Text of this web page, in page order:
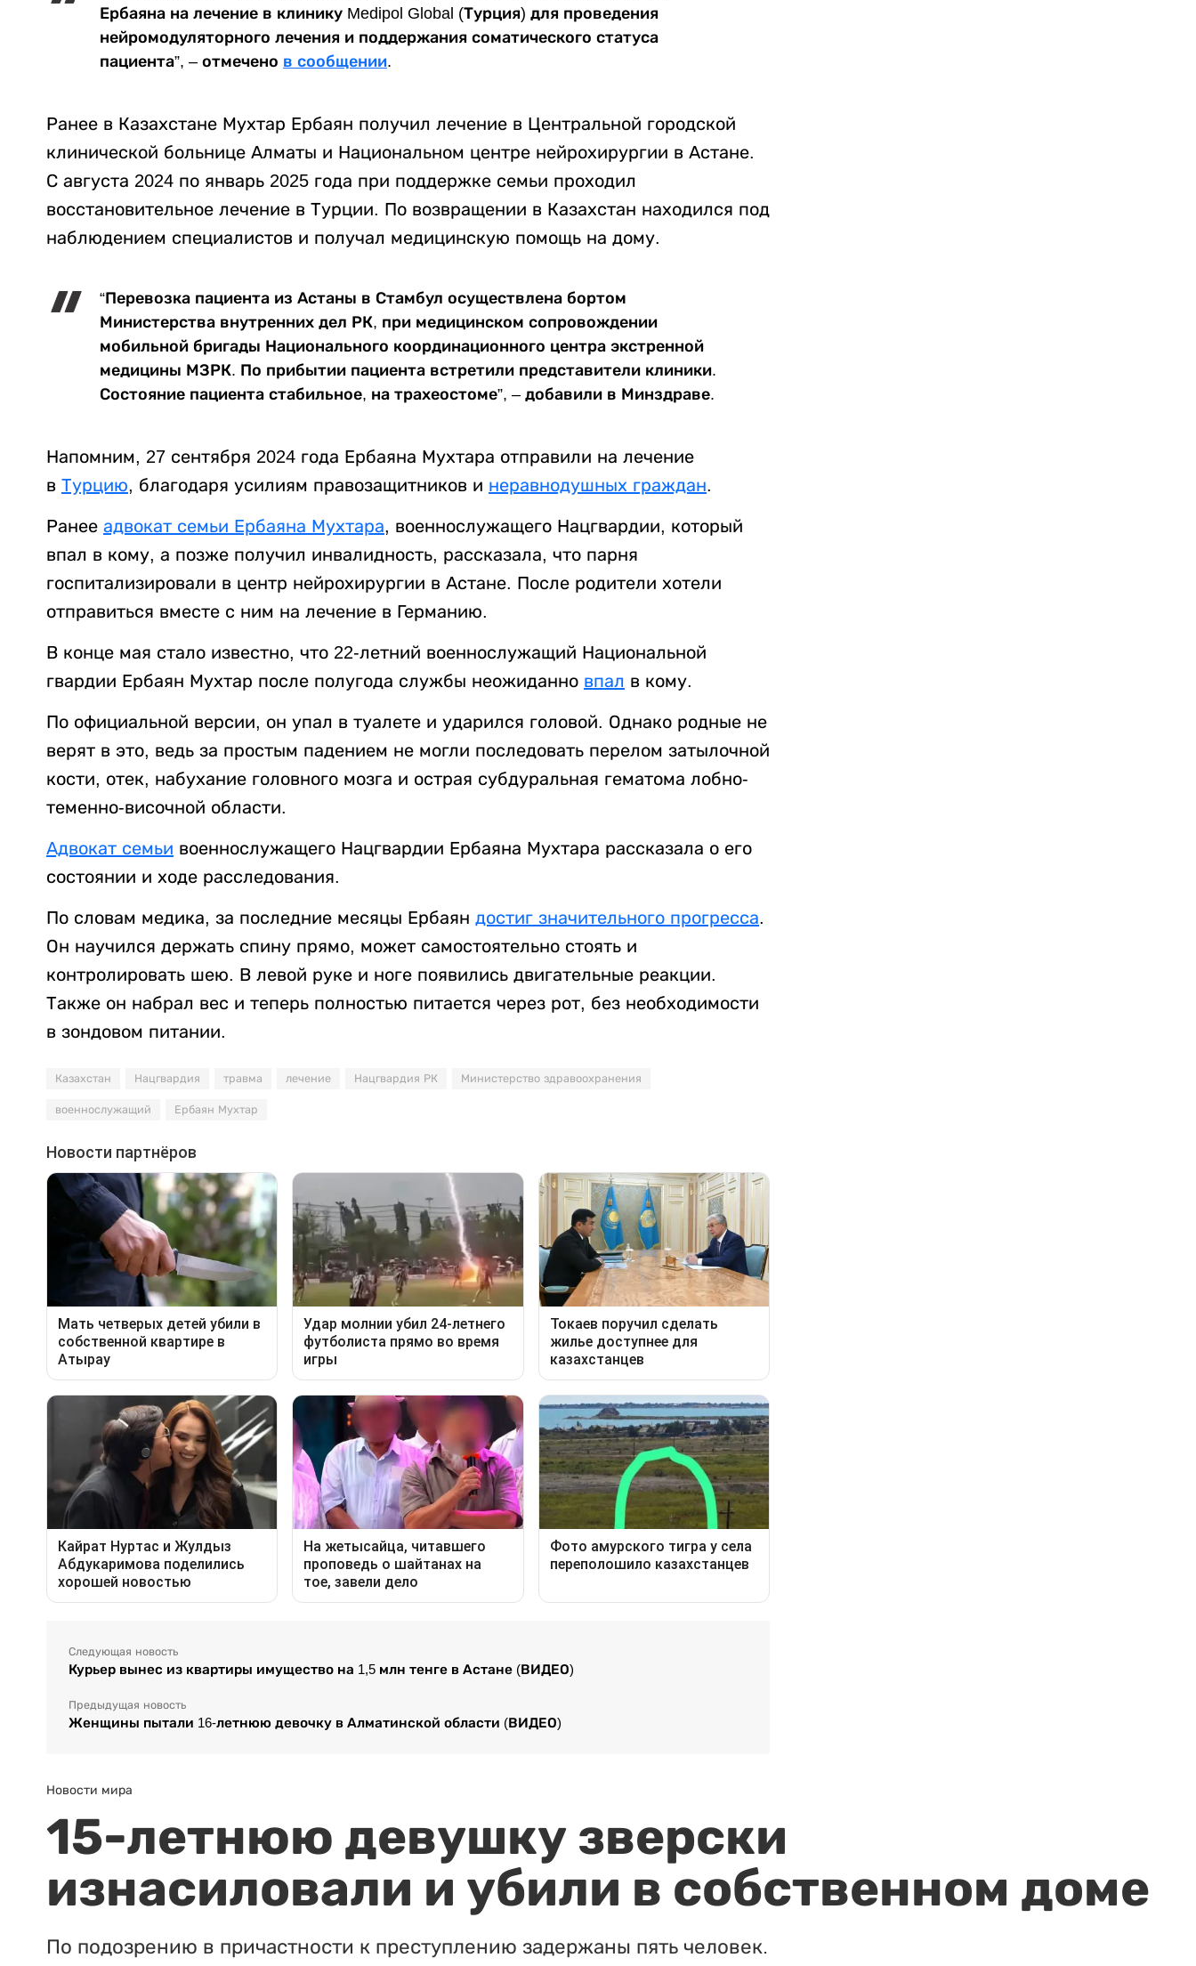
Ербаяна на лечение в клинику Medipol Global (Турция) для проведения
нейромодуляторного лечения и поддержания соматического статуса
пациента”, – отмечено в сообщении.
Ранее в Казахстане Мухтар Ербаян получил лечение в Центральной городской
клинической больнице Алматы и Национальном центре нейрохирургии в Астане.
С августа 2024 по январь 2025 года при поддержке семьи проходил
восстановительное лечение в Турции. По возвращении в Казахстан находился под
наблюдением специалистов и получал медицинскую помощь на дому.
“Перевозка пациента из Астаны в Стамбул осуществлена бортом
Министерства внутренних дел РК, при медицинском сопровождении
мобильной бригады Национального координационного центра экстренной
медицины МЗРК. По прибытии пациента встретили представители клиники.
Состояние пациента стабильное, на трахеостоме”, – добавили в Минздраве.
Напомним, 27 сентября 2024 года Ербаяна Мухтара отправили на лечение
в Турцию, благодаря усилиям правозащитников и неравнодушных граждан.
Ранее адвокат семьи Ербаяна Мухтара, военнослужащего Нацгвардии, который
впал в кому, а позже получил инвалидность, рассказала, что парня
госпитализировали в центр нейрохирургии в Астане. После родители хотели
отправиться вместе с ним на лечение в Германию.
В конце мая стало известно, что 22-летний военнослужащий Национальной
гвардии Ербаян Мухтар после полугода службы неожиданно впал в кому.
По официальной версии, он упал в туалете и ударился головой. Однако родные не
верят в это, ведь за простым падением не могли последовать перелом затылочной
кости, отек, набухание головного мозга и острая субдуральная гематома лобно-
теменно-височной области.
Адвокат семьи военнослужащего Нацгвардии Ербаяна Мухтара рассказала о его
состоянии и ходе расследования.
По словам медика, за последние месяцы Ербаян достиг значительного прогресса.
Он научился держать спину прямо, может самостоятельно стоять и
контролировать шею. В левой руке и ноге появились двигательные реакции.
Также он набрал вес и теперь полностью питается через рот, без необходимости
в зондовом питании.
Казахстан Нацгвардия травма лечение Нацгвардия РК Министерство здравоохранения
военнослужащий Ербаян Мухтар
Следующая новость
Курьер вынес из квартиры имущество на 1,5 млн тенге в Астане (ВИДЕО)
Предыдущая новость
Женщины пытали 16-летнюю девочку в Алматинской области (ВИДЕО)
Новости мира
15-летнюю девушку зверски
изнасиловали и убили в собственном доме
По подозрению в причастности к преступлению задержаны пять человек.